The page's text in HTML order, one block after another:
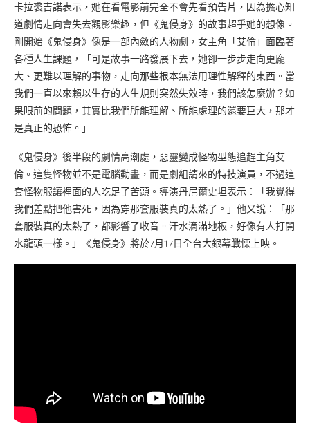
卡拉裘吉諾表示，她在看電影前完全不會先看預告片，因為擔心知
道劇情走向會失去觀影樂趣，但《鬼侵身》的故事超乎她的想像。
剛開始《鬼侵身》像是一部內斂的人物劇，女主角「艾倫」面臨著
各種人生課題，「可是故事一路發展下去，她卻一步步走向更龐
大、更難以理解的事物，走向那些根本無法用理性解釋的東西。當
我們一直以來賴以生存的人生規則突然失效時，我們該怎麼辦？如
果眼前的問題，其實比我們所能理解、所能處理的還要巨大，那才
是真正的恐怖。」
《鬼侵身》後半段的劇情高潮處，惡靈變成怪物型態追趕主角艾
倫。這隻怪物並不是電腦動畫，而是劇組請來的特技演員，不過這
套怪物服讓裡面的人吃足了苦頭。導演丹尼爾史坦表示：「我覺得
我們差點把他害死，因為穿那套服裝真的太熱了。」他又說：「那
套服裝真的太熱了，都影響了收音。汗水滴滿地板，好像有人打開
水龍頭一樣。」《鬼侵身》將於7月17日全台大銀幕戰慄上映。